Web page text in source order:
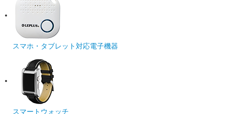
スマホ・タブレット対応電子機器
スマートウォッチ